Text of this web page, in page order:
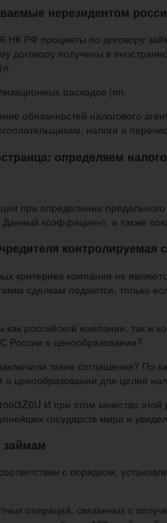
нерезидентом
НК РФ проценты по договору
договору получены в
расходов (пп.
обязанностей налогового
налоги и
определяем
при определении
коэффициент, а также
контролируемая
критериев компании не
сделкам подаются, только
российской компании, так и
России о ценообразовании?
такие соглашения? По
о ценообразовании для целей
И при этом качество
государств мира и
с порядком,
операций, связанных с